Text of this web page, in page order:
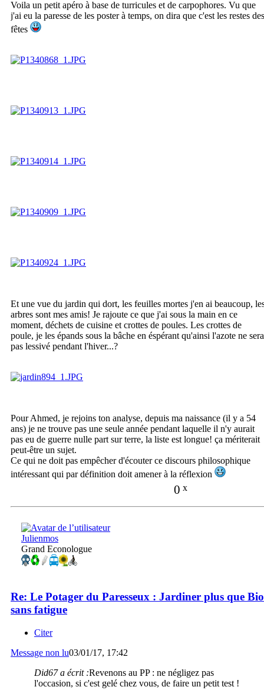
Voila un petit apéro à base de turricules et de carpophores. Vu que
j'ai eu la paresse de les poster à temps, on dira que c'est les restes des
fêtes
Et une vue du jardin qui dort, les feuilles mortes j'en ai beaucoup,
arbres sont mes amis! Je rajoute ce que j'ai sous la main en ce
moment, déchets de cuisine et crottes de poules. Les crottes de
poule, je les épands sous la bâche en éspérant qu'ainsi l'azote ne sera
pas lessivé pendant l'hiver...?
Pour Ahmed, je rejoins ton analyse, depuis ma naissance (il y a 54
ans) je ne trouve pas une seule année pendant laquelle il n'y aurait
pas eu de guerre nulle part sur terre, la liste est longue! ça mériterait
peut-être un sujet.
Ce qui ne doit pas empêcher d'écouter ce discours philosophique
intéressant qui par définition doit amener à la réflexion
0 x
Julienmos
Grand Econologue
Re: Le Potager du Paresseux : Jardiner plus que Bio
sans fatigue
Citer
Message non lu03/01/17, 17:42
Did67 a écrit :Revenons au PP : ne négligez pas
l'occasion, si c'est gelé chez vous, de faire un petit test !